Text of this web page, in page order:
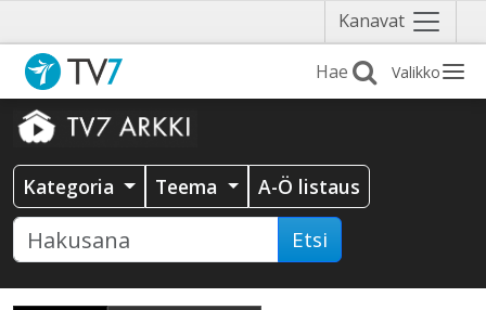
Kanavat Näytä
valikko
Valikko
Kategoria Teema A-Ö listaus
Etsi